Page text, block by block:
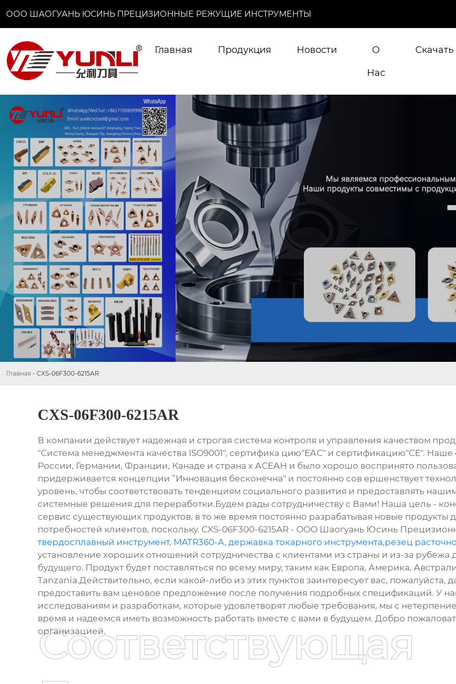
ООО ШАОГУАНЬ ЮСИНЬ ПРЕЦИЗИОННЫЕ РЕЖУЩИЕ ИНСТРУМЕНТЫ
Главная Продукция Новости О
Нас
Скачать
Главная - CXS-06F300-6215AR
CXS-06F300-6215AR
В компании действует надежная и строгая система контроля и управления качеством
"Система менеджмента качества ISO9001", сертифика цию"ЕАС" и сертификацию"СЕ".
России, Германии, Франции, Канаде и страна х АСЕАН и было хорошо воспринято
придерживается концепции ”Инновация бесконечна" и постоянно сов ершенствует
уровень, чтобы соответствовать тенденциям социального развития и предоставлять
системные решения для переработки.Будем рады сотрудничеству с Вами! Наша цель -
сервис существующих продуктов, в то же время постоянно разрабатывая новые продукты
потребностей клиентов, поскольку. CXS-06F300-6215AR - ООО Шаогуань Юсинь
твердосплавный инструмент, MATR360-A, державка токарного инструмента,резец
установление хороших отношений сотрудничества с клиентами из страны и из-за рубежа
будущего. Продукт будет поставляться по всему миру, таким как Европа, Америка,
Tanzania.Действительно, если какой-либо из этих пунктов заинтересует вас, пожалуйста,
предоставить вам ценовое предложение после получения подробных спецификаций. У
исследованиям и разработкам, которые удовлетворят любые требования, мы с
время и надеемся иметь возможность работать вместе с вами в будущем. Добро
организацией.
Соответствующая